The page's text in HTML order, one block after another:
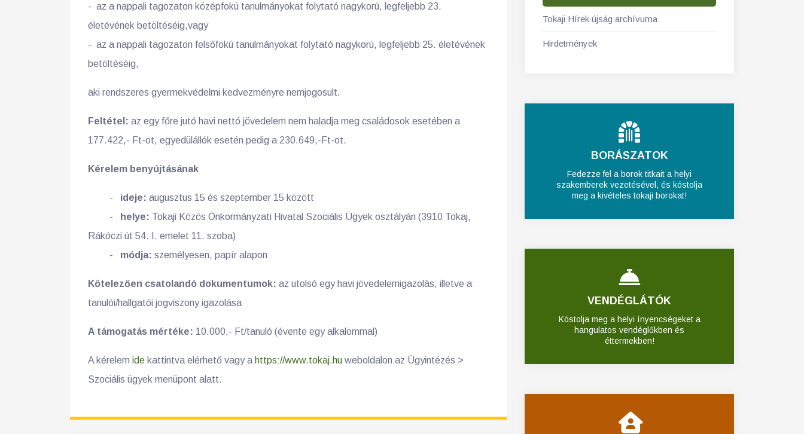
- az a nappali tagozaton középfokú tanulmányokat folytató nagykorú, legfeljebb 23.
életévének betöltéséig,vagy
- az a nappali tagozaton felsőfokú tanulmányokat folytató nagykorú, legfeljebb 25. életévének
betöltéséig,
aki rendszeres gyermekvédelmi kedvezményre nemjogosult.
Feltétel: az egy főre jutó havi nettó jövedelem nem haladja meg családosok esetében a
177.422,- Ft-ot, egyedülállók esetén pedig a 230.649,-Ft-ot.
Kérelem benyújtásának
- ideje: augusztus 15 és szeptember 15 között
-
helye: Tokaji Közös Önkormányzati Hivatal Szociális Ügyek osztályán (3910 Tokaj,
Rákóczi út 54. I. emelet 11. szoba)
- módja: személyesen, papír alapon
Kötelezően csatolandó dokumentumok: az utolsó egy havi jövedelemigazolás, illetve a
tanulói/hallgatói jogviszony igazolása
A támogatás mértéke: 10.000,- Ft/tanuló (évente egy alkalommal)
A kérelem ide kattintva elérhető vagy a https://www.tokaj.hu weboldalon az Ügyintézés >
Szociális ügyek menüpont alatt.
Tokaji Hírek újság archívuma
Hirdetmények
BORÁSZATOK
Fedezze fel a borok titkait a helyi
szakemberek vezetésével, és kóstolja
meg a kivételes tokaji borokat!
VENDÉGLÁTÓK
Kóstolja meg a helyi ínyencségeket a
hangulatos vendéglőkben és
éttermekben!